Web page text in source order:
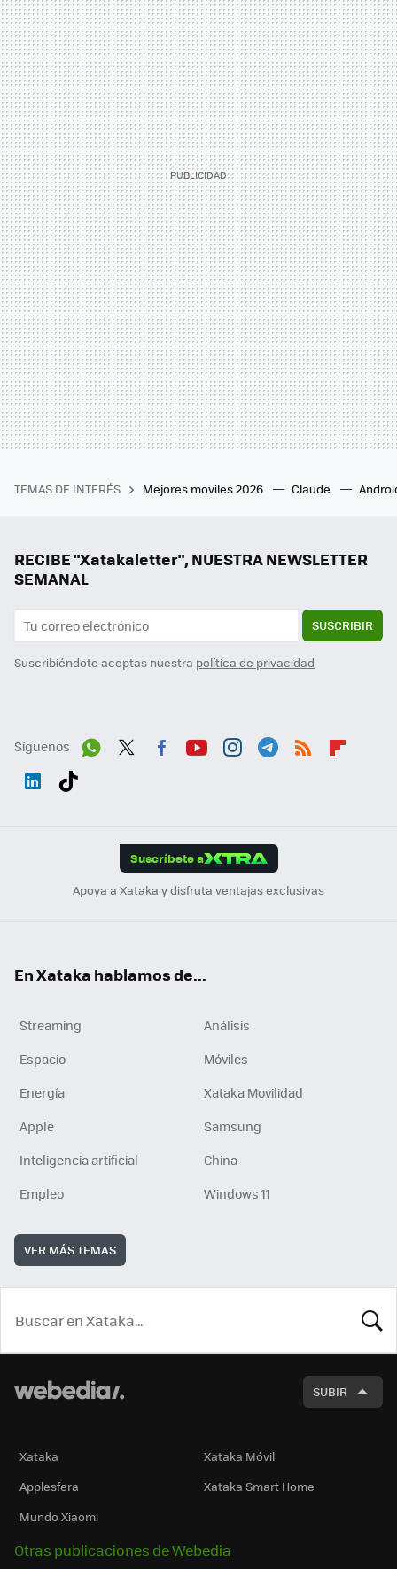
TEMAS DE INTERÉS Mejores moviles 2026 Claude
RECIBE "Xatakaletter", NUESTRA NEWSLETTER
SEMANAL
SUSCRIBIR
Suscribiéndote aceptas nuestra política de privacidad
Síguenos
Suscríbete a
Apoya a Xataka y disfruta ventajas exclusivas
En Xataka hablamos de...
Streaming
Análisis
Espacio
Móviles
Energía
Xataka Movilidad
Apple
Samsung
Inteligencia artificial
China
Empleo
Windows 11
VER MÁS TEMAS
SUBIR
Xataka
Xataka Móvil
Applesfera
Xataka Smart Home
Mundo Xiaomi
Otras publicaciones de Webedia